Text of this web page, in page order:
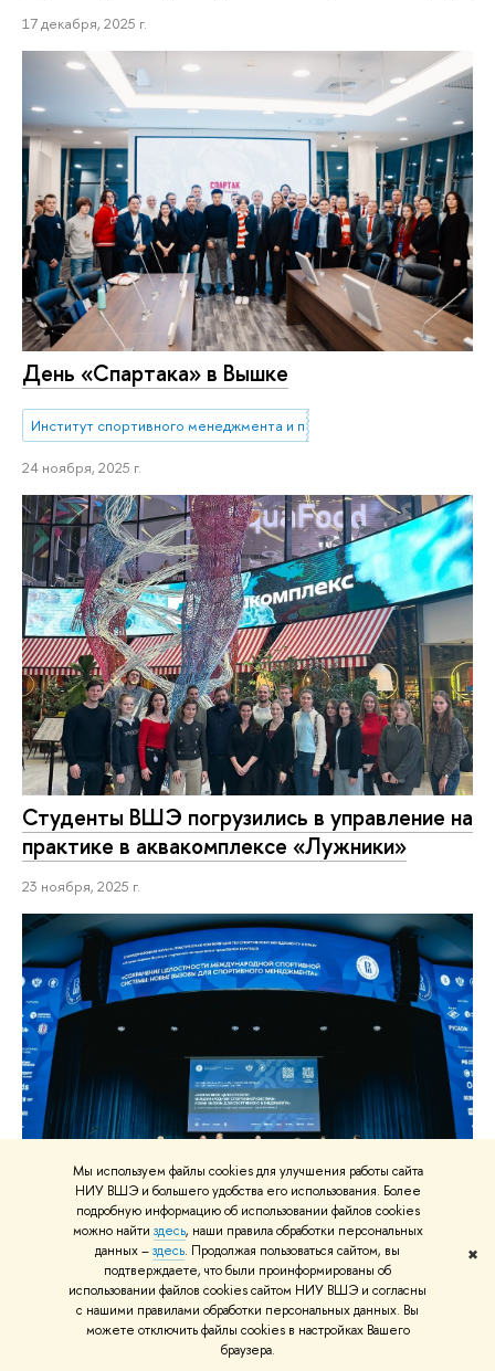
Мы используем файлы cookies для улучшения работы сайта
НИУ ВШЭ и большего удобства его использования. Более
подробную информацию об использовании файлов cookies
можно найти здесь, наши правила обработки персональных
данных –здесь. Продолжая пользоваться сайтом, вы
подтверждаете, что были проинформированы об
использовании файлов cookies сайтом НИУ ВШЭ и согласны
с нашими правилами обработки персональных данных. Вы
можете отключить файлы cookies в настройках Вашего
браузера.
✖
17 декабря, 2025 г.
День «Спартака» в Вышке
Институт спортивного менеджмента и права
24 ноября, 2025 г.
Студенты ВШЭ погрузились в управление на
практике в аквакомплексе «Лужники»
23 ноября, 2025 г.
Спорт и мир: с какими вызовами
столкнулось спортивное сообщество и как
их преодолеть
Сохранение традиционных ценностей спорта как инструмента
международного сотрудничества, народной дипломатии и